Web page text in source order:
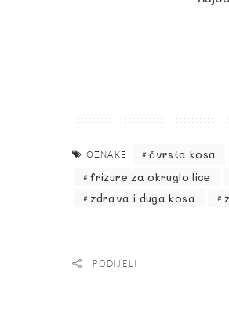
OZNAKE čvrsta kosa
frizure za okruglo lice
zdrava i duga kosa
PODIJELI